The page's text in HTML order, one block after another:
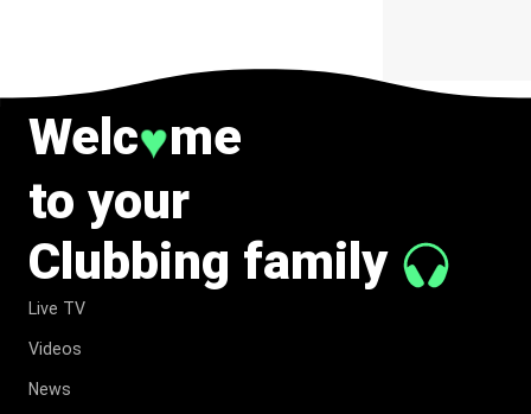
Welc♥me
to your
Clubbing family
Live TV
Videos
News